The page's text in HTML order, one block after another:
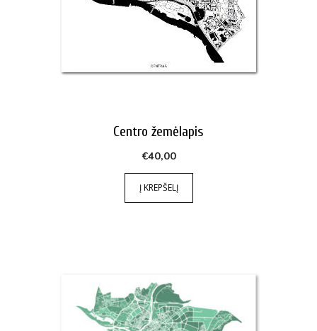
Centro žemėlapis
€40,00
Į KREPŠELĮ